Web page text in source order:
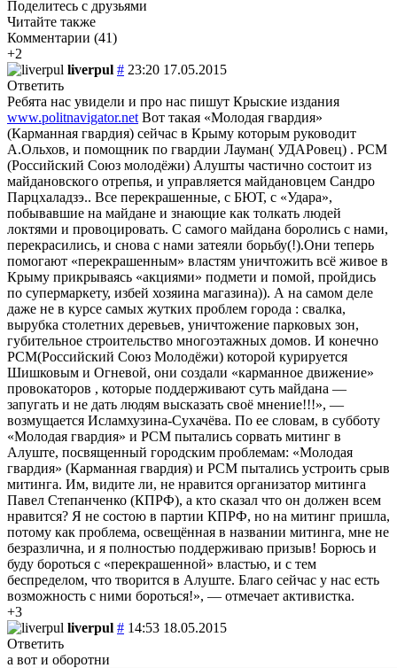
Поделитесь с друзьями
Читайте также
Комментарии (41)
+2
liverpul # 23:20 17.05.2015
Ответить
Ребята нас увидели и про нас пишут Крыские издания
www.politnavigator.net Вот такая «Молодая гвардия»
(Карманная гвардия) сейчас в Крыму которым руководит
А.Ольхов, и помощник по гвардии Лауман( УДАРовец) . РСМ
(Российский Союз молодёжи) Алушты частично состоит из
майдановского отрепья, и управляется майдановцем Сандро
Парцхаладзэ.. Все перекрашенные, с БЮТ, с «Удара»,
побывавшие на майдане и знающие как толкать людей
локтями и провоцировать. С самого майдана боролись с нами,
перекрасились, и снова с нами затеяли борьбу(!).Они теперь
помогают «перекрашенным» властям уничтожить всё живое в
Крыму прикрываясь «акциями» подмети и помой, пройдись
по супермаркету, избей хозяина магазина)). А на самом деле
даже не в курсе самых жутких проблем города : свалка,
вырубка столетних деревьев, уничтожение парковых зон,
губительное строительство многоэтажных домов. И конечно
РСМ(Российский Союз Молодёжи) которой курируется
Шишковым и Огневой, они создали «карманное движение»
провокаторов , которые поддерживают суть майдана —
запугать и не дать людям высказать своё мнение!!!», —
возмущается Исламхузина-Сухачёва. По ее словам, в субботу
«Молодая гвардия» и РСМ пытались сорвать митинг в
Алуште, посвященный городским проблемам: «Молодая
гвардия» (Карманная гвардия) и РСМ пытались устроить срыв
митинга. Им, видите ли, не нравится организатор митинга
Павел Степанченко (КПРФ), а кто сказал что он должен всем
нравится? Я не состою в партии КПРФ, но на митинг пришла,
потому как проблема, освещённая в названии митинга, мне не
безразлична, и я полностью поддерживаю призыв! Борюсь и
буду бороться с «перекрашенной» властью, и с тем
беспределом, что творится в Алуште. Благо сейчас у нас есть
возможность с ними бороться!», — отмечает активистка.
+3
liverpul # 14:53 18.05.2015
Ответить
а вот и оборотни